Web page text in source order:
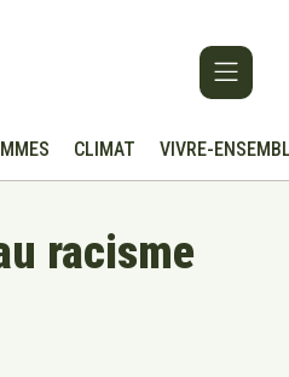
CLIMAT VIVRE-
racisme